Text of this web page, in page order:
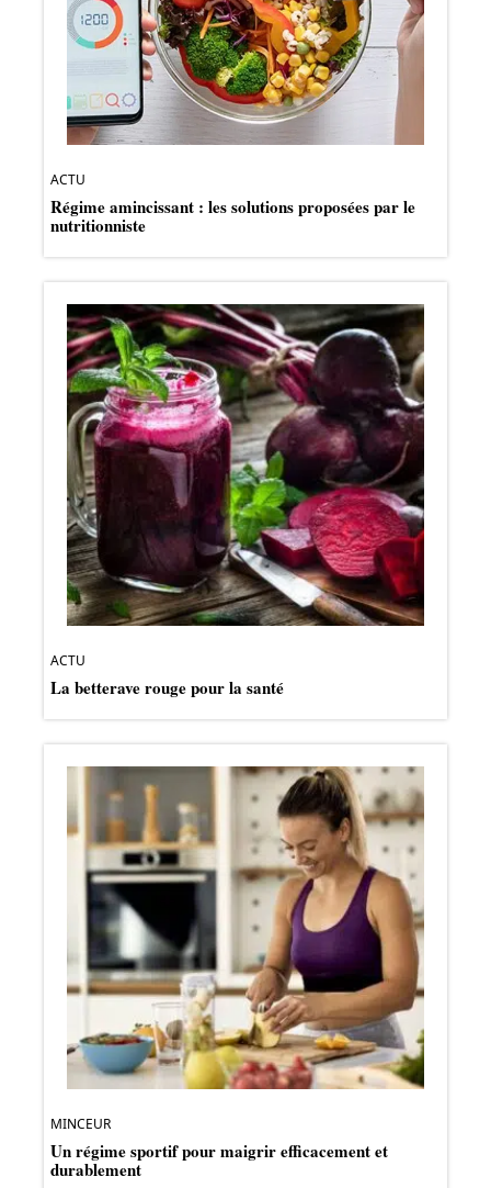
ACTU
Régime amincissant : les solutions proposées par le
nutritionniste
ACTU
La betterave rouge pour la santé
MINCEUR
Un régime sportif pour maigrir efficacement et
durablement